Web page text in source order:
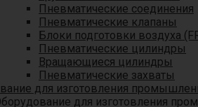
Пневматические соединения
Пневматические клапаны
Блоки подготовки воздуха
Пневматические цилиндры
Вращающиеся цилиндры
Пневматические захваты
для изготовления